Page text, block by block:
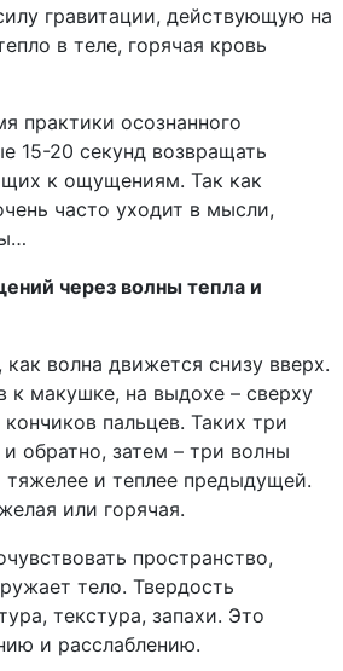
гравитации, действующую на
в теле, горячая кровь
практики осознанного
15-20 секунд возвращать
к ощущениям. Так как
часто уходит в мысли,
через волны тепла и
волна движется снизу вверх.
к макушке, на выдохе – сверху
пальцев. Таких три
обратно, затем – три волны
тяжелее и теплее предыдущей.
или горячая.
пространство,
тело. Твердость
текстура, запахи. Это
и расслаблению.